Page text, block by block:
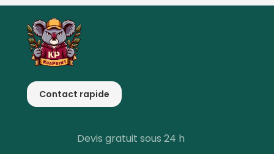
Contact rapide
Devis gratuit sous 24 h